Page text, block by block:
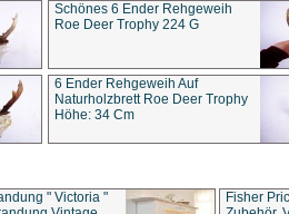
Schönes 6 Ender Rehgeweih
Roe Deer Trophy 224 G
6 Ender Rehgeweih Auf
Naturholzbrett Roe Deer Trophy
Höhe: 34 Cm
" Victoria "
Fisher